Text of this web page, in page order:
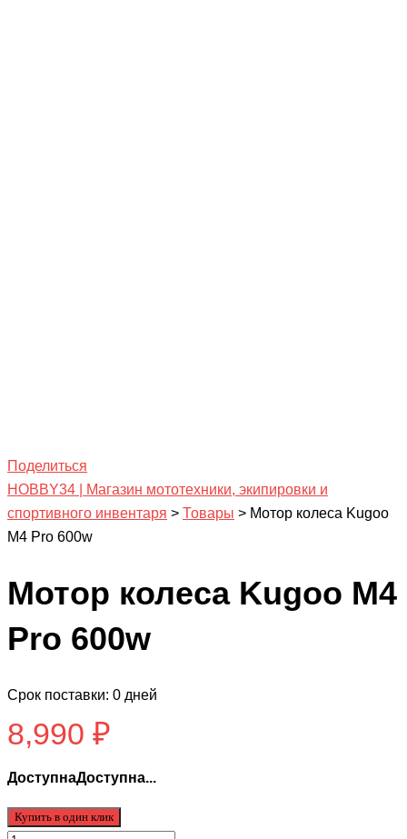
Поделиться
HOBBY34 | Магазин мототехники, экипировки и
спортивного инвентаря > Товары > Мотор колеса Kugoo
M4 Pro 600w
Мотор колеса Kugoo M4
Pro 600w
Срок поставки: 0 дней
8,990 ₽
ДоступнаДоступна...
Купить в один клик